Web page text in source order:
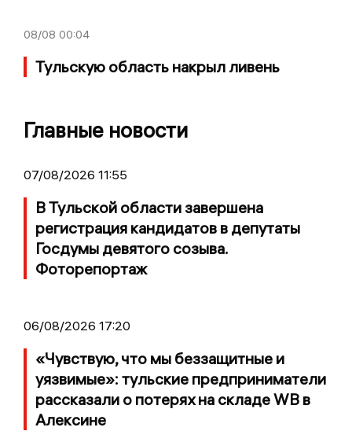
08/08 00:04
Тульскую область накрыл ливень
Главные новости
07/08/2026 11:55
В Тульской области завершена
регистрация кандидатов в депутаты
Госдумы девятого созыва.
Фоторепортаж
06/08/2026 17:20
«Чувствую, что мы беззащитные и
уязвимые»: тульские предприниматели
рассказали о потерях на складе WB в
Алексине